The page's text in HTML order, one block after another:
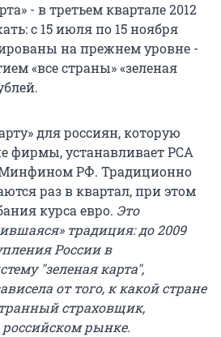
- в третьем квартале 2012
с 15 июля по 15 ноября
на прежнем уровне -
«все страны» «зеленая
для россиян, которую
фирмы, устанавливает РСА
Минфином РФ. Традиционно
раз в квартал, при этом
курса евро. Это
традиция: до 2009
России в
"зеленая карта",
от того, к какой стране
страховщик,
рынке.